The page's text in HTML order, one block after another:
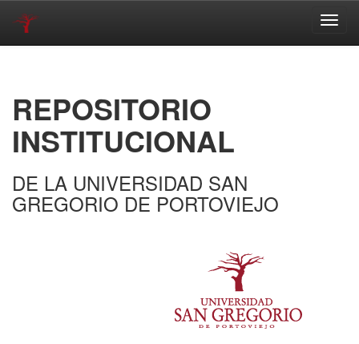
REPOSITORIO
INSTITUCIONAL
DE LA UNIVERSIDAD SAN
GREGORIO DE PORTOVIEJO